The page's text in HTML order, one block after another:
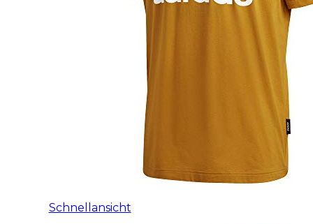
Schnellansicht